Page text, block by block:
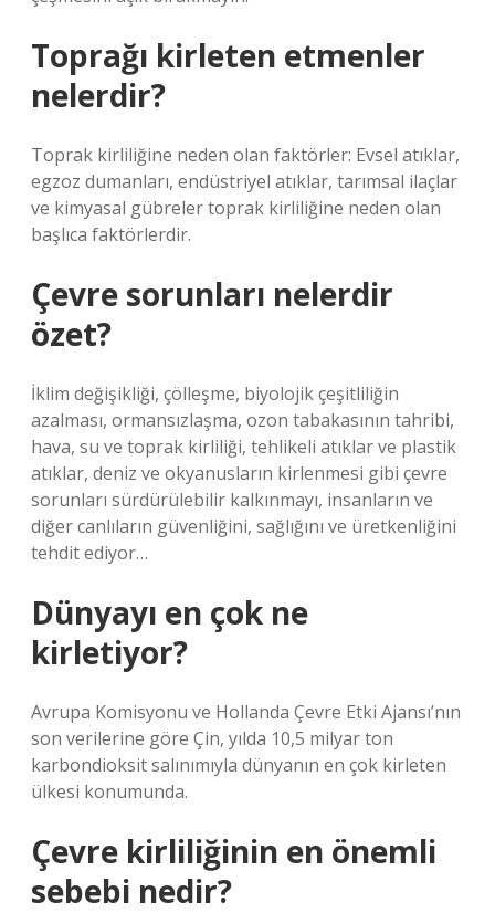
Toprağı kirleten etmenler
nelerdir?
Toprak kirliliğine neden olan faktörler: Evsel atıklar,
egzoz dumanları, endüstriyel atıklar, tarımsal ilaçlar
ve kimyasal gübreler toprak kirliliğine neden olan
başlıca faktörlerdir.
Çevre sorunları nelerdir
özet?
İklim değişikliği, çölleşme, biyolojik çeşitliliğin
azalması, ormansızlaşma, ozon tabakasının tahribi,
hava, su ve toprak kirliliği, tehlikeli atıklar ve plastik
atıklar, deniz ve okyanusların kirlenmesi gibi çevre
sorunları sürdürülebilir kalkınmayı, insanların ve
diğer canlıların güvenliğini, sağlığını ve üretkenliğini
tehdit ediyor…
Dünyayı en çok ne
kirletiyor?
Avrupa Komisyonu ve Hollanda Çevre Etki Ajansı’nın
son verilerine göre Çin, yılda 10,5 milyar ton
karbondioksit salınımıyla dünyanın en çok kirleten
ülkesi konumunda.
Çevre kirliliğinin en önemli
sebebi nedir?